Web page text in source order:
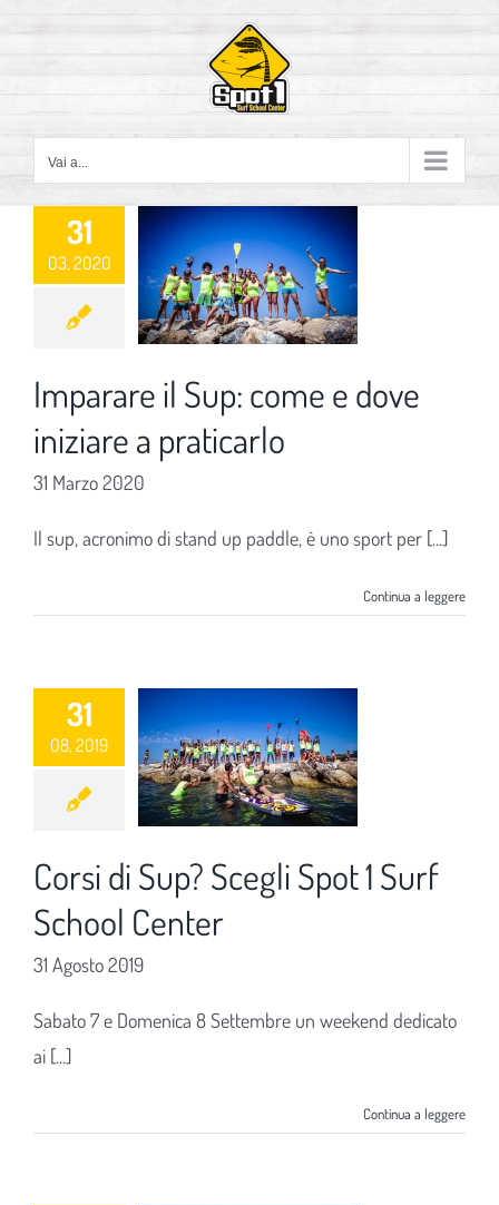
contenuto
Vai a...
31
03, 2020
Imparare il Sup: come e dove
iniziare a praticarlo
31 Marzo 2020
Il sup, acronimo di stand up paddle, è uno sport per [...]
Continua a leggere
31
08, 2019
Corsi di Sup? Scegli Spot 1 Surf
School Center
31 Agosto 2019
Sabato 7 e Domenica 8 Settembre un weekend dedicato
ai [...]
Continua a leggere